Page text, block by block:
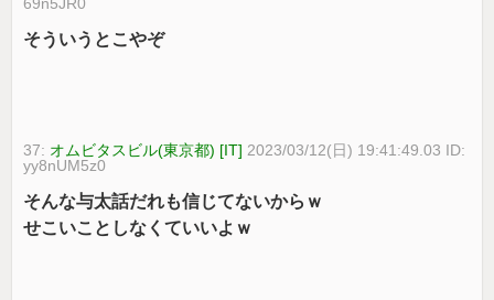
そういうとこやぞ
37: オムビタスビル(東京都) [IT] 2023/03/12(日) 19:41:49.03 ID:
yy8nUM5z0
そんな与太話だれも信じてないからｗ
せこいことしなくていいよｗ